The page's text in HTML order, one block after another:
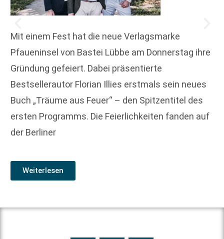
Mit einem Fest hat die neue Verlagsmarke
Pfaueninsel von Bastei Lübbe am Donnerstag ihre
Gründung gefeiert. Dabei präsentierte
Bestsellerautor Florian Illies erstmals sein neues
Buch „Träume aus Feuer“ – den Spitzentitel des
ersten Programms. Die Feierlichkeiten fanden auf
der Berliner
Weiterlesen